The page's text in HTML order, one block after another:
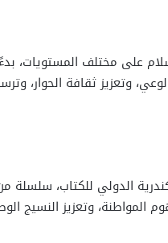
على مختلف المستويات،
وتعزيز ثقافة الحوار،
الدولي للكتاب، سلسلة
المواطنة، وتعزيز النسيج